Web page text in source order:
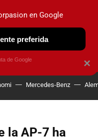
OBSERVATORIO
Mercedes-Benz
la AP-7 ha
×
en Google
preferida
de Google